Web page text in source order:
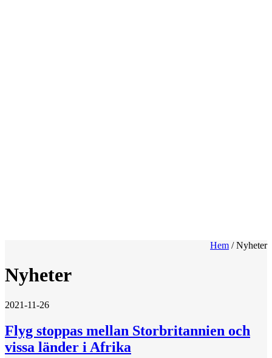
Hem /Nyheter
Nyheter
2021-11-26
Flyg stoppas mellan Storbritannien och
vissa länder i Afrika